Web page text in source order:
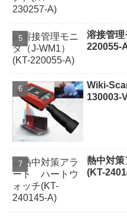
溶接管
220055-
Wiki-
130003-
熱中対
(KT-